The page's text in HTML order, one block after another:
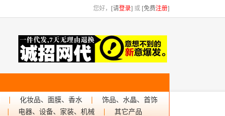
您好， [请登录] 或 [免费注册]
化妆品、面膜、香水
饰品、水晶、首饰
电器、设备、家装、机械 其它产品